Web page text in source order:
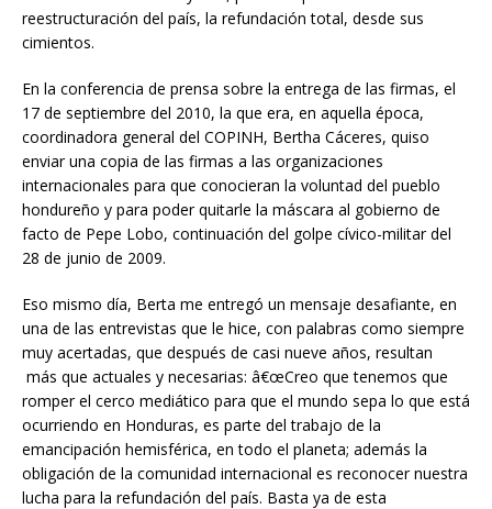
reestructuración del país, la refundación total, desde sus
cimientos.
En la conferencia de prensa sobre la entrega de las firmas, el
17 de septiembre del 2010, la que era, en aquella época,
coordinadora general del COPINH, Bertha Cáceres, quiso
enviar una copia de las firmas a las organizaciones
internacionales para que conocieran la voluntad del pueblo
hondureño y para poder quitarle la máscara al gobierno de
facto de Pepe Lobo, continuación del golpe cívico-militar del
28 de junio de 2009.
Eso mismo día, Berta me entregó un mensaje desafiante, en
una de las entrevistas que le hice, con palabras como siempre
muy acertadas, que después de casi nueve años, resultan
más que actuales y necesarias: â€œCreo que tenemos que
romper el cerco mediático para que el mundo sepa lo que está
ocurriendo en Honduras, es parte del trabajo de la
emancipación hemisférica, en todo el planeta; además la
obligación de la comunidad internacional es reconocer nuestra
lucha para la refundación del país. Basta ya de esta